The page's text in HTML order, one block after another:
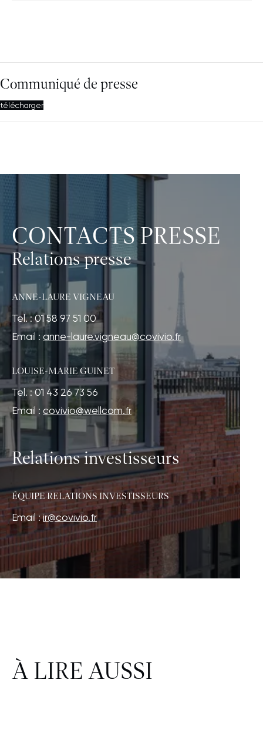
Communiqué de presse
télécharger
CONTACTS PRESSE
Relations presse
ANNE-LAURE VIGNEAU
Tel. : 01 58 97 51 00
Email : anne-laure.vigneau@covivio.fr
LOUISE-MARIE GUINET
Tel. : 01 43 26 73 56
Email : covivio@wellcom.fr
Relations investisseurs
ÉQUIPE RELATIONS INVESTISSEURS
Email :ir@covivio.fr
À LIRE AUSSI